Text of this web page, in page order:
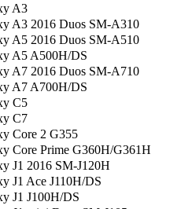
A3
A3 2016 Duos SM-A310
A5 2016 Duos SM-A510
A5 A500H/DS
A7 2016 Duos SM-A710
A7 A700H/DS
C5
C7
Core 2 G355
Core Prime G360H/G361H
J1 2016 SM-J120H
J1 Ace J110H/DS
J1 J100H/DS